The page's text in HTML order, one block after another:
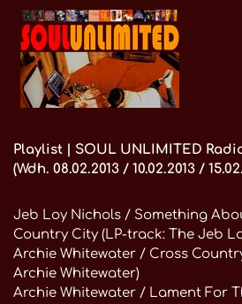
Playlist | SOUL UNLIMITED
(Wdh. 08.02.2013 / 10.02.2013 /
Jeb Loy Nichols / Something
Country City (LP-track: The Jeb
Archie Whitewater / Cross
Archie Whitewater)
Archie Whitewater / Lament For